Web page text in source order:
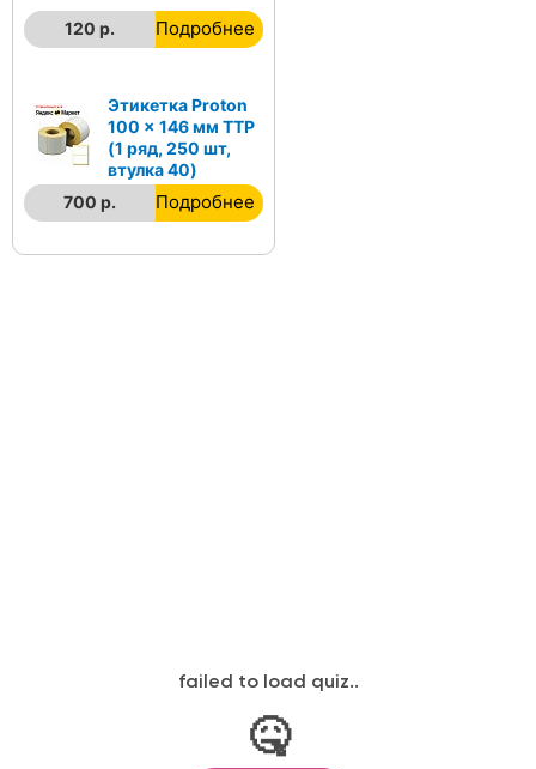
120 р.
Подробнее
Этикетка Proton
100 x 146 мм TTP
(1 ряд, 250 шт,
втулка 40)
700 р.
Подробнее